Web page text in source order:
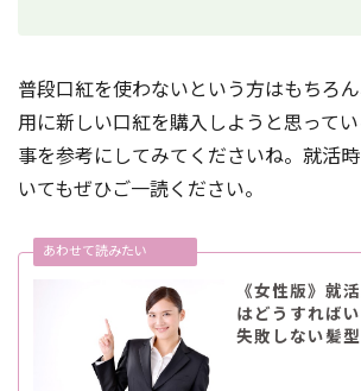
普段口紅を使わないという方はもちろ
用に新しい口紅を購入しようと思って
事を参考にしてみてくださいね。就活
いてもぜひご一読ください。
《女性版》就
はどうすれば
失敗しない髪